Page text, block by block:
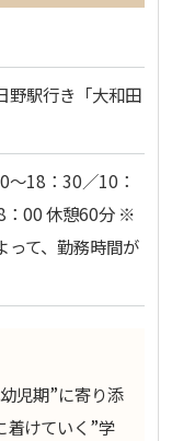
野駅行き「大和田
18：30／10：
：00 休憩60分 ※
って、勤務時間が
児期”に寄り添
着けていく”学